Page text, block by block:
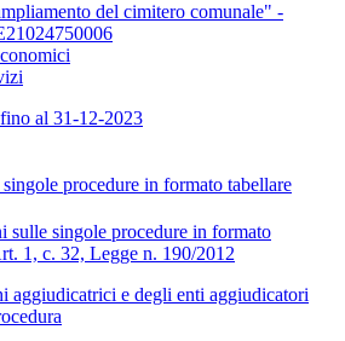
del cimitero comunale" -
al 31-12-2023
procedure in formato tabellare
sulle singole procedure in formato
1, c. 32, Legge n. 190/2012
aggiudicatrici e degli enti aggiudicatori